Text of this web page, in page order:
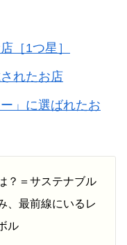
［1つ星］
れたお店
」に選ばれたお
？＝サステナブル
、最前線にいるレ
ル